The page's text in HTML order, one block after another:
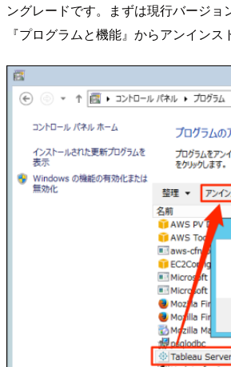
ングレードです。まずは現行バージョ
『プログラムと機能』からアンインス